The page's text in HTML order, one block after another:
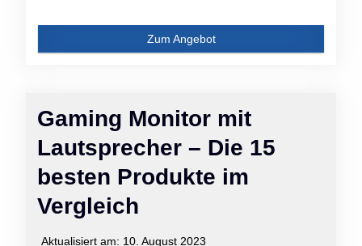
Gaming Monitor mit
Lautsprecher – Die 15
besten Produkte im
Vergleich
Aktualisiert am: 10. August 2023
Zum Angebot